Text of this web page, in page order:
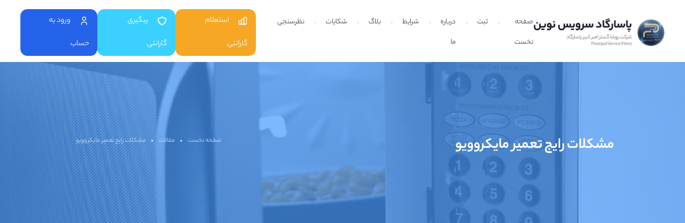
صفحه
نخست
ثبت
درباره
ما
شرایط بلاگ شکایات نظرسنجی
استعلام
گارانتی
پیگیری
گارانتی
ورود به
حساب
مشکلات رایج تعمیر مایکروویو صفحه نخست • مقالات • مشکلات رایج تعمیر مایکروویو